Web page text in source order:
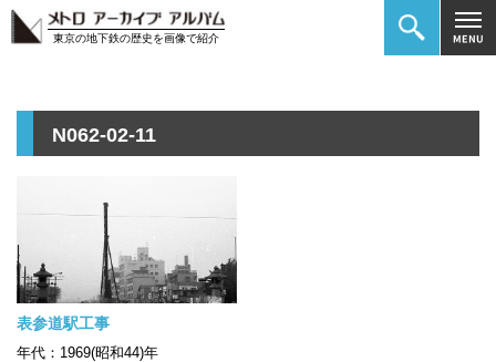
東京の地下鉄の歴史を画像で紹介
N062-02-11
表参道駅工事
年代：1969(昭和44)年